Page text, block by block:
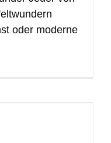
oder moderne